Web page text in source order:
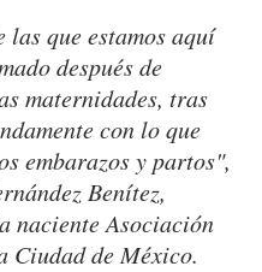
las que estamos aquí
después de
maternidades, tras
con lo que
embarazos y partos",
Benítez,
naciente Asociación
Ciudad de México.